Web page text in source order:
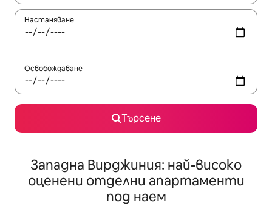
Настаняване
Освобождаване
Търсене
Западна Вирджиния: най-високо
оценени отделни апартаменти
под наем